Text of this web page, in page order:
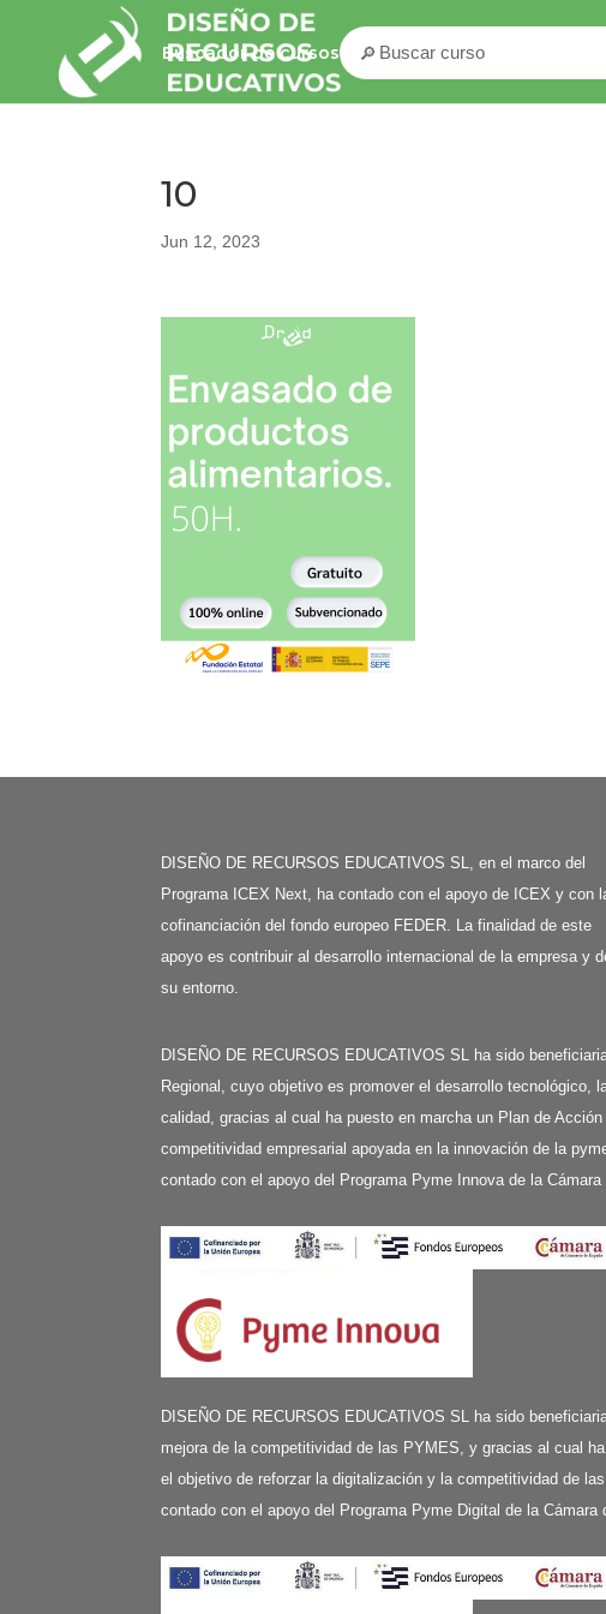
Buscador de cursos 🔎
10
Jun 12, 2023
DISEÑO DE RECURSOS EDUCATIVOS SL, en el marco del
Programa ICEX Next, ha contado con el apoyo de ICEX y con
cofinanciación del fondo europeo FEDER. La finalidad de este
apoyo es contribuir al desarrollo internacional de la empresa y
su entorno.
DISEÑO DE RECURSOS EDUCATIVOS SL ha sido
Regional, cuyo objetivo es promover el desarrollo tecnológico,
calidad, gracias al cual ha puesto en marcha un Plan de
competitividad empresarial apoyada en la innovación de la
contado con el apoyo del Programa Pyme Innova de la
DISEÑO DE RECURSOS EDUCATIVOS SL ha sido
mejora de la competitividad de las PYMES, y gracias al cual
el objetivo de reforzar la digitalización y la competitividad de
contado con el apoyo del Programa Pyme Digital de la